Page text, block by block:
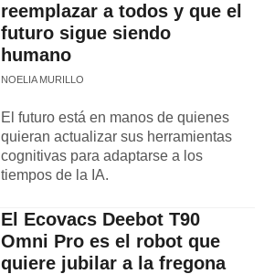
reemplazar a todos y que el
futuro sigue siendo
humano
NOELIA MURILLO
El futuro está en manos de quienes
quieran actualizar sus herramientas
cognitivas para adaptarse a los
tiempos de la IA.
El Ecovacs Deebot T90
Omni Pro es el robot que
quiere jubilar a la fregona